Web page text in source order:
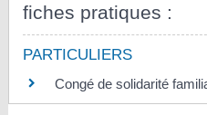
fiches pratiques :
PARTICULIERS
Congé de solidarité